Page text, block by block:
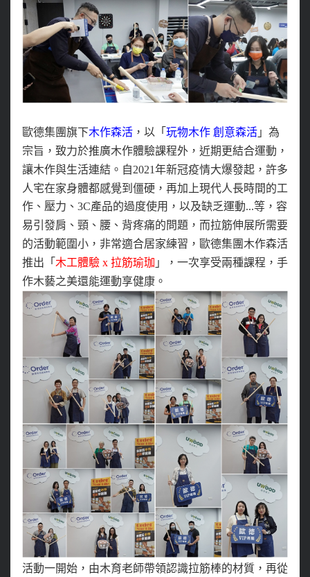
歐德集團旗下木作森活，以「 玩物木作 創意森活」為
宗旨，致力於推廣木作體驗課程外，近期更結合運動，
讓木作與生活連結。自2021年新冠疫情大爆發起，許多
人宅在家身體都感覺到僵硬， 再加上現代人長時間的工
作、壓力、3C產品的過度使用，以及缺乏運動...等，容
易引發肩、頸、腰、背疼痛的問題， 而拉筋伸展所需要
的活動範圍小，非常適合居家練習， 歐德集團木作森活
推出 「 木工體驗 x 拉筋瑜珈 」
，一次享受兩種課程，手
作木藝之美還能運動享健康。
活動一開始，由木育老師帶領認識拉筋棒的材質，再從